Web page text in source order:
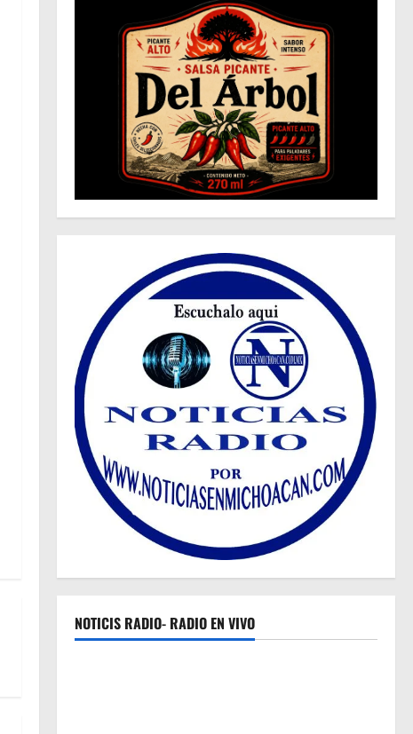
NOTICIS RADIO- RADIO EN VIVO